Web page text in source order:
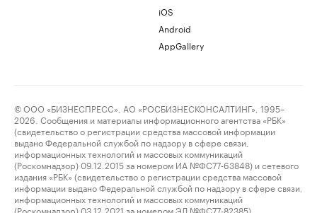
iOS
Android
AppGallery
© ООО «БИЗНЕСПРЕСС», АО «РОСБИЗНЕСКОНСАЛТИНГ», 1995–
2026. Сообщения и материалы информационного агентства «РБК»
(свидетельство о регистрации средства массовой информации
выдано Федеральной службой по надзору в сфере связи,
информационных технологий и массовых коммуникаций
(Роскомнадзор) 09.12.2015 за номером ИА №ФС77-63848) и сетевого
издания «РБК» (свидетельство о регистрации средства массовой
информации выдано Федеральной службой по надзору в сфере связи,
информационных технологий и массовых коммуникаций
(Роскомнадзор) 03.12.2021 за номером ЭЛ №ФС77-82385)